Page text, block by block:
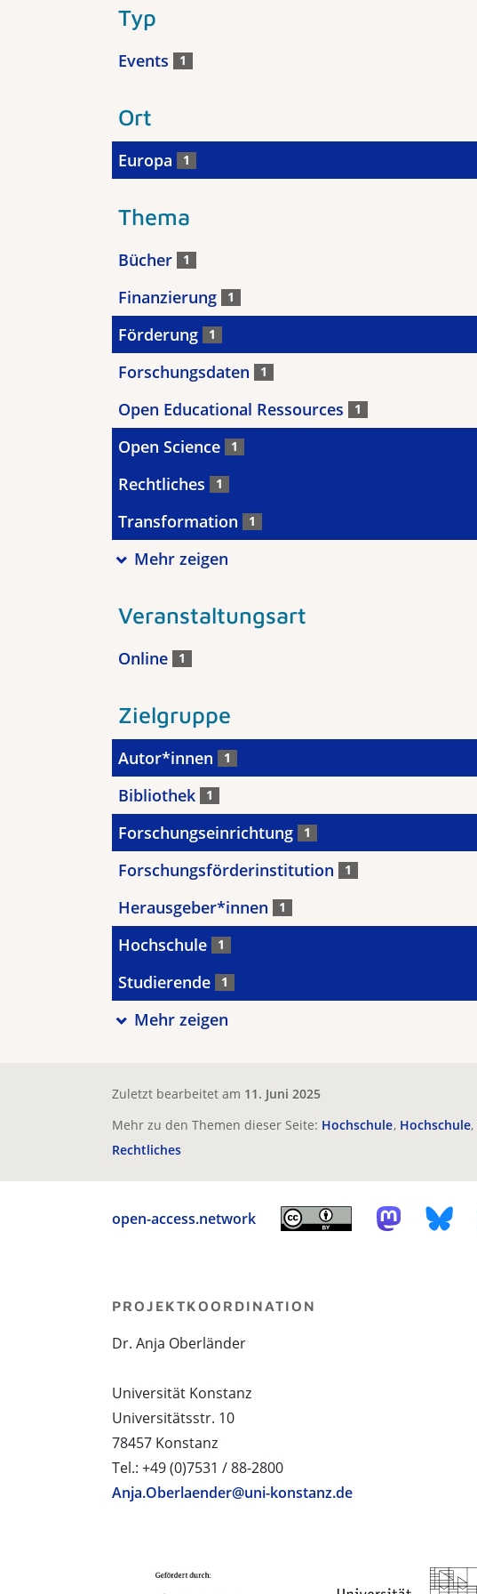
Typ
Events 1
Ort
Europa 1
Thema
Bücher 1
Finanzierung 1
Förderung 1
Forschungsdaten 1
Open Educational Ressources 1
Open Science 1
Rechtliches 1
Transformation 1
Mehr zeigen
Veranstaltungsart
Online 1
Zielgruppe
Autor*innen 1
Bibliothek 1
Forschungseinrichtung 1
Forschungsförderinstitution 1
Herausgeber*innen 1
Hochschule 1
Studierende 1
Mehr zeigen
Zuletzt bearbeitet am 11. Juni 2025
Mehr zu den Themen dieser Seite: Hochschule Hochschule
Rechtliches
open-access.network
PROJEKTKOORDINATION
Dr. Anja Oberländer
Universität Konstanz
Universitätsstr. 10
78457 Konstanz
Tel.: +49 (0)7531 / 88-2800
Anja.Oberlaender@uni-konstanz.de